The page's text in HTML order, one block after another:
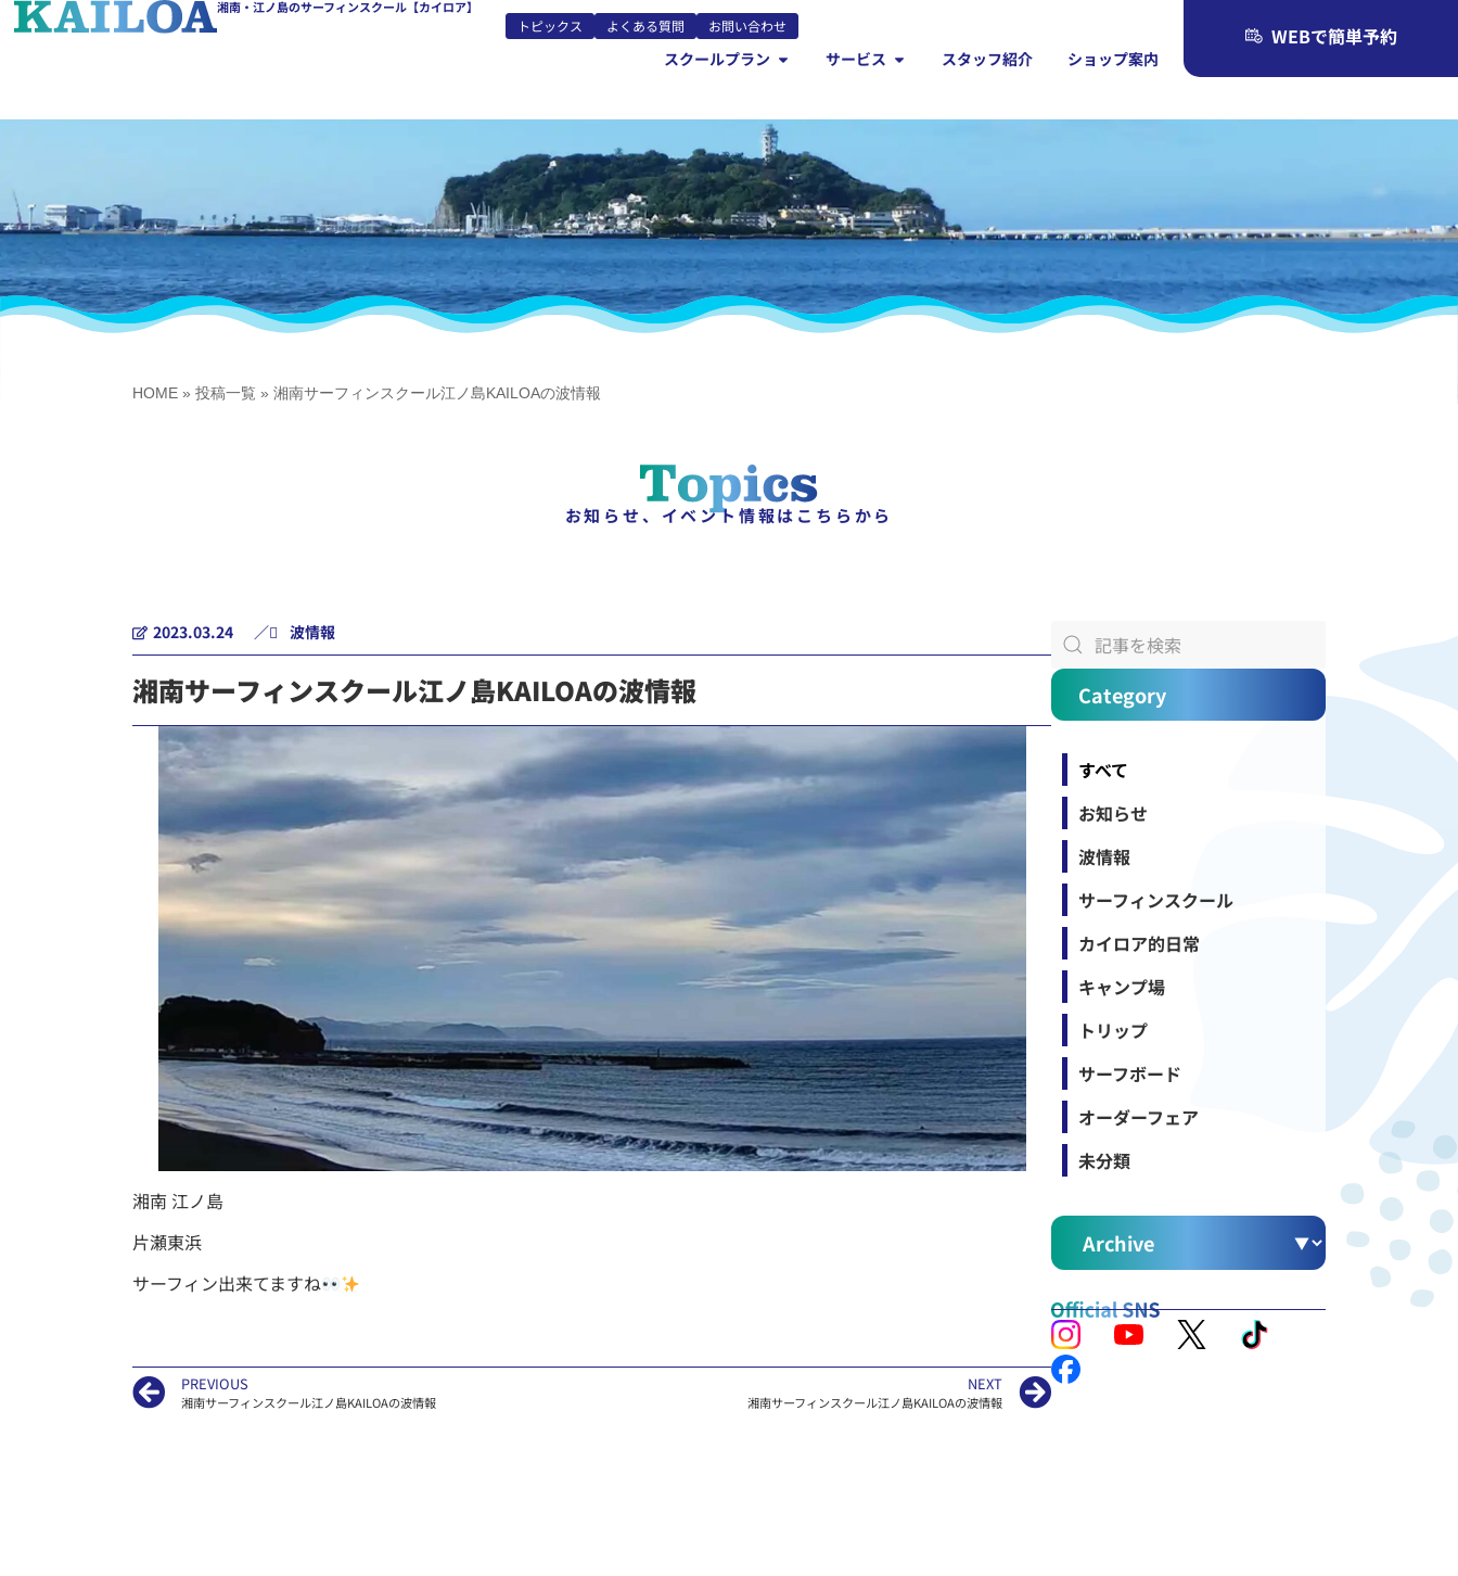
湘南・江ノ島のサーフィンスクール【カイロア】
トピックス よくある質問 お問い合わせ
スクールプラン サービス スタッフ紹介 ショップ案内
WEBで簡単予約
HOME » 投稿一覧 » 湘南サーフィンスクール江ノ島KAILOAの波情報
お知らせ、イベント情報はこちらから
2023.03.24 ／ 波情報
湘南サーフィンスクール江ノ島KAILOAの波情報
湘南 江ノ島
片瀬東浜
サーフィン出来てますね
PREVIOUS
湘南サーフィンスクール江ノ島KAILOAの波情報
NEXT
湘南サーフィンスクール江ノ島KAILOAの波情報
Category
すべて
お知らせ
波情報
サーフィンスクール
カイロア的日常
キャンプ場
トリップ
サーフボード
オーダーフェア
未分類